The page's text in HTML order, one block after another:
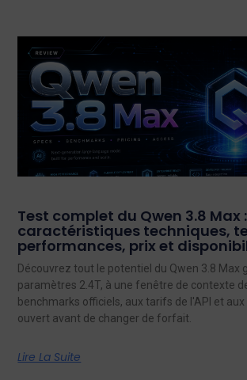
Test complet du Qwen 3.8 Max :
caractéristiques techniques,
performances, prix et
Découvrez tout le potentiel du Qwen 3.8 Max
paramètres 2.4T, à une fenêtre de contexte
benchmarks officiels, aux tarifs de l'API et
ouvert avant de changer de forfait.
Lire La Suite